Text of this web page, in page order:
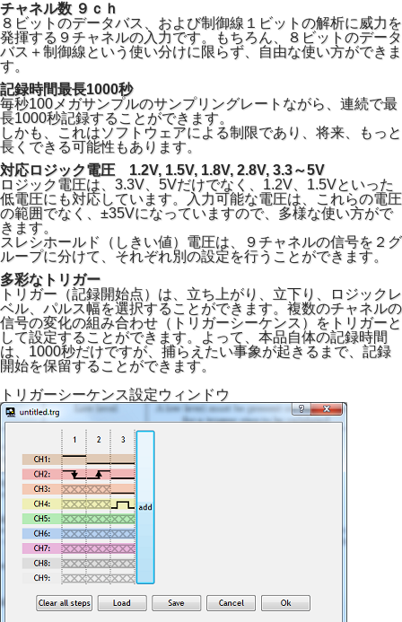
チャネル数 ９ｃｈ
８ビットのデータバス、および制御線１ビットの解析に威力を
発揮する９チャネルの入力です。もちろん、８ビットのデータ
バス＋制御線という使い分けに限らず、自由な使い方ができま
す。
記録時間最長1000秒
毎秒100メガサンプルのサンプリングレートながら、連続で最
長1000秒記録することができます。
しかも、これはソフトウェアによる制限であり、将来、もっと
長くできる可能性もあります。
対応ロジック電圧 1.2V, 1.5V, 1.8V, 2.8V, 3.3～5V
ロジック電圧は、3.3V、5Vだけでなく、1.2V、1.5Vといった
低電圧にも対応しています。入力可能な電圧は、これらの電圧
の範囲でなく、±35Vになっていますので、多様な使い方がで
きます。
スレシホールド（しきい値）電圧は、９チャネルの信号を２グ
ループに分けて、それぞれ別の設定を行うことができます。
多彩なトリガー
トリガー（記録開始点）は、立ち上がり、立下り、ロジックレ
ベル、パルス幅を選択することができます。複数のチャネルの
信号の変化の組み合わせ（トリガーシーケンス）をトリガーと
して設定することができます。よって、本品自体の記録時間
は、1000秒だけですが、捕らえたい事象が起きるまで、記録
開始を保留することができます。
トリガーシーケンス設定ウィンドウ